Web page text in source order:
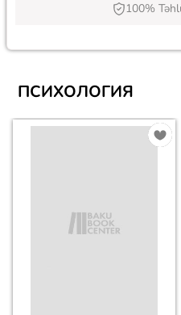
100%
ПСИХОЛОГИЯ